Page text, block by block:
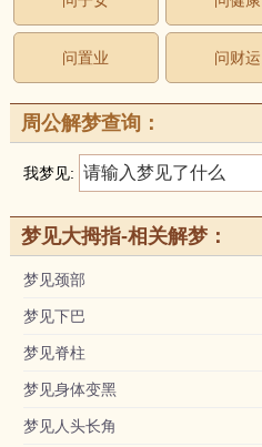
问置业 问财运
周公解梦查询：
我梦见:
梦见大拇指-相关解梦：
梦见颈部
梦见下巴
梦见脊柱
梦见身体变黑
梦见人头长角